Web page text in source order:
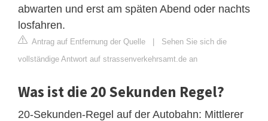
abwarten und erst am späten Abend oder nachts
losfahren.
Antrag auf Entfernung der Quelle | Sehen Sie sich die
vollständige Antwort auf strassenverkehrsamt.de an
Was ist die 20 Sekunden Regel?
20-Sekunden-Regel auf der Autobahn: Mittlerer